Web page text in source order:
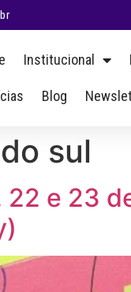
Institucional
Blog
sul
22 e 23